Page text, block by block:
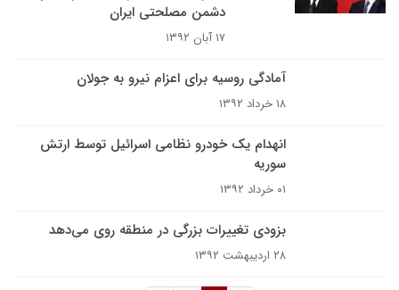
دشمن مصلحتی ایران
۱۷ آبان ۱۳۹۲
آمادگی روسیه برای اعزام نیرو به جولان
۱۸ خرداد ۱۳۹۲
انهدام یک خودرو نظامی اسرائیل توسط ارتش
سوریه
۰۱ خرداد ۱۳۹۲
بزودی تغییرات بزرگی در منطقه روی می‌دهد
۲۸ اردیبهشت ۱۳۹۲